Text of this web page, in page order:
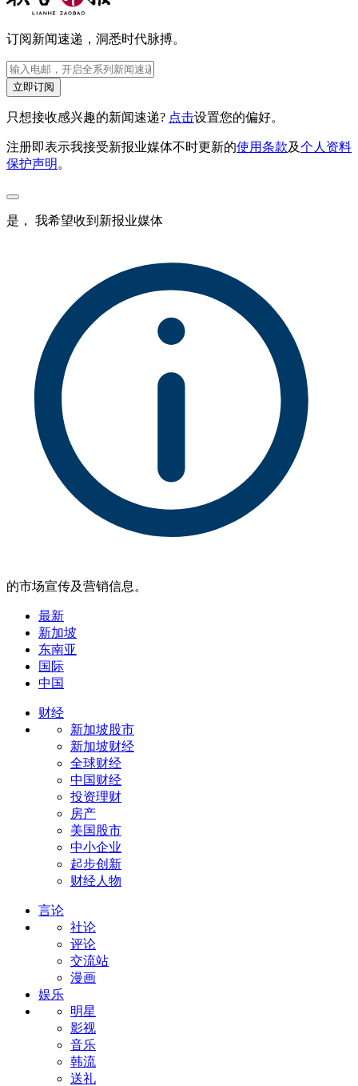
订阅新闻速递，洞悉时代脉搏。
立即订阅
只想接收感兴趣的新闻速递? 点击设置您的偏好。
注册即表示我接受新报业媒体不时更新的使用条款及个人资料
保护声明 。
是， 我希望收到新报业媒体
的市场宣传及营销信息。
最新
新加坡
东南亚
国际
中国
财经
新加坡股市
新加坡财经
全球财经
中国财经
投资理财
房产
美国股市
中小企业
起步创新
财经人物
言论
社论
评论
交流站
漫画
娱乐
明星
影视
音乐
韩流
送礼